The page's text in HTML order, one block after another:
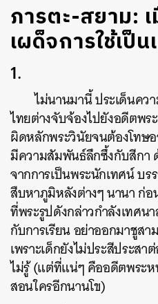
ภารตะ-สยาม:
เผด็จการใช้เป็
1.
ไม่นานมานี้ ประเด็นค
ไทยต่างจับจ้องไปยังอดีตพ
ผิดหลักพระวินัยจนต้องโทษ
มีความสัมพันธ์ลึกซึ้งกับสีกา
จากการเป็นพระนักเทศน์ บ
สืบหาภูมิหลังต่างๆ นานา ก่
ที่พระรูปดังกล่าวกำลังเทศน
กับการเรียน อย่าออกมาชูสา
เพราะเด็กยังไม่ประสีประส
ไม่รู้ (แต่ที่แน่ๆ คืออดีตพระ
สอนใครอีกนานโข)